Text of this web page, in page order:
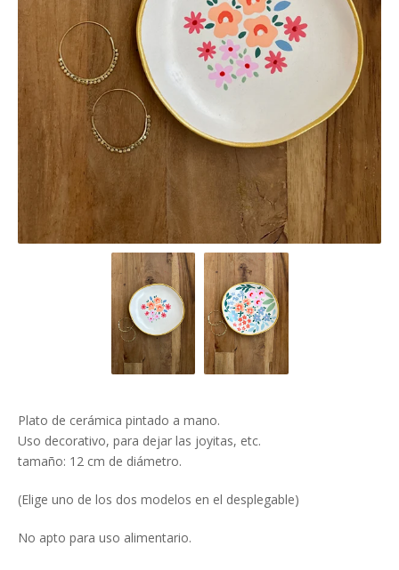
Plato de cerámica pintado a mano.
Uso decorativo, para dejar las joyitas, etc.
tamaño: 12 cm de diámetro.
(Elige uno de los dos modelos en el desplegable)
No apto para uso alimentario.